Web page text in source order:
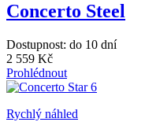
Concerto Steel
Dostupnost: do 10 dní
2 559 Kč
Prohlédnout
Rychlý náhled